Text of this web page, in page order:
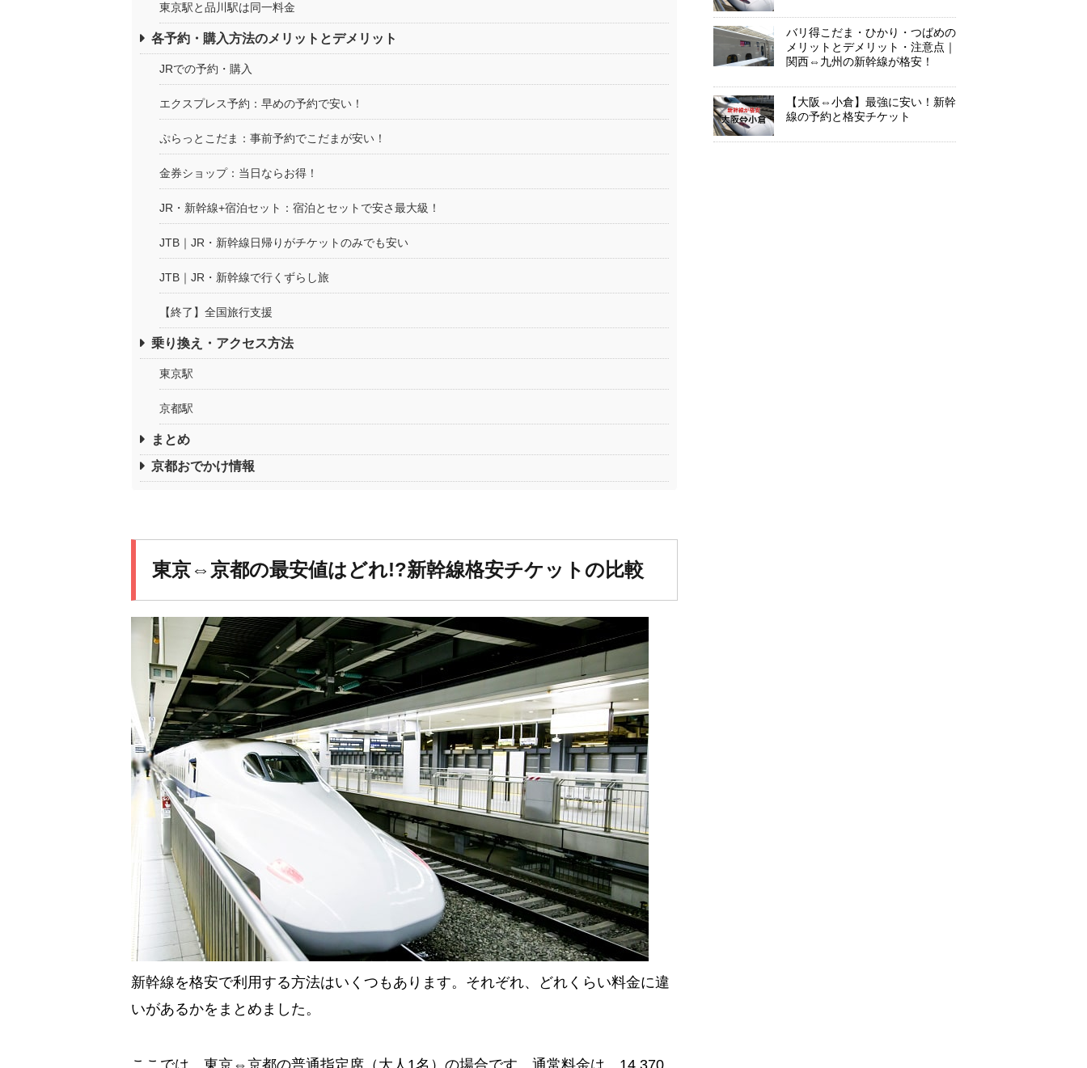
東京駅と品川駅は同一料金
各予約・購入方法のメリットとデメリット
JRでの予約・購入
エクスプレス予約：早めの予約で安い！
ぷらっとこだま：事前予約でこだまが安い！
金券ショップ：当日ならお得！
JR・新幹線+宿泊セット：宿泊とセットで安さ最大級！
JTB｜JR・新幹線日帰りがチケットのみでも安い
JTB｜JR・新幹線で行くずらし旅
【終了】全国旅行支援
乗り換え・アクセス方法
東京駅
京都駅
まとめ
京都おでかけ情報
東京⇔京都の最安値はどれ!?新幹線格安チケットの比較
新幹線を格安で利用する方法はいくつもあります。それぞれ、どれくらい料金に違
いがあるかをまとめました。
ここでは、東京⇔京都の普通指定席（大人1名）の場合です。通常料金は、14,370
バリ得こだま・ひかり・つばめの
メリットとデメリット・注意点｜
関西⇔九州の新幹線が格安！
【大阪⇔小倉】最強に安い！新幹
線の予約と格安チケット